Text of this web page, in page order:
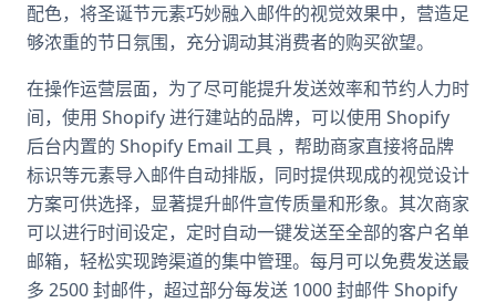
配色，将圣诞节元素巧妙融入邮件的视觉效果中，营造足
够浓重的节日氛围，充分调动其消费者的购买欲望。
在操作运营层面，为了尽可能提升发送效率和节约人力时
间，使用 Shopify 进行建站的品牌，可以使用 Shopify
后台内置的 Shopify Email 工具 ，帮助商家直接将品牌
标识等元素导入邮件自动排版，同时提供现成的视觉设计
方案可供选择，显著提升邮件宣传质量和形象。其次商家
可以进行时间设定，定时自动一键发送至全部的客户名单
邮箱，轻松实现跨渠道的集中管理。每月可以免费发送最
多 2500 封邮件，超过部分每发送 1000 封邮件 Shopify